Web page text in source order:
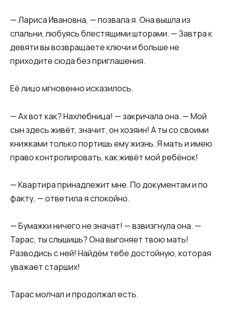
— Лариса Ивановна, — позвала я. Она вышла из
спальни, любуясь блестящими шторами. — Завтра к
девяти вы возвращаете ключи и больше не
приходите сюда без приглашения.
Её лицо мгновенно исказилось.
— Ах вот как? Нахлебница! — закричала она. — Мой
сын здесь живёт, значит, он хозяин! А ты со своими
книжками только портишь ему жизнь. Я мать и имею
право контролировать, как живёт мой ребёнок!
— Квартира принадлежит мне. По документам и по
факту, — ответила я спокойно.
— Бумажки ничего не значат! — взвизгнула она. —
Тарас, ты слышишь? Она выгоняет твою мать!
Разводись с ней! Найдём тебе достойную, которая
уважает старших!
Тарас молчал и продолжал есть.